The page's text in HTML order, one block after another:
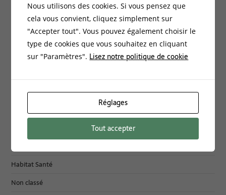
Le dodécaèdre romain bouleté de francis noyon
Catégories :
Bio-Environnement
Documentation
Habitat Santé
Non classé
Nous utilisons des cookies. Si vous pensez que
cela vous convient, cliquez simplement sur
"Accepter tout". Vous pouvez également choisir le
type de cookies que vous souhaitez en cliquant
sur "Paramètres". Lisez notre politique de cookie
Réglages
Tout accepter